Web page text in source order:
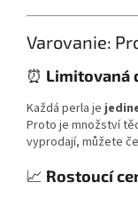
Varovanie:
⏰ Limitovaná
Každá perla je
Proto je množství
vyprodají, můžete
📈 Rostoucí